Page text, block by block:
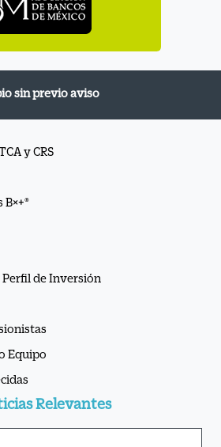
aviso
y CRS
Perfil de Inversión
Equipo
Relevantes